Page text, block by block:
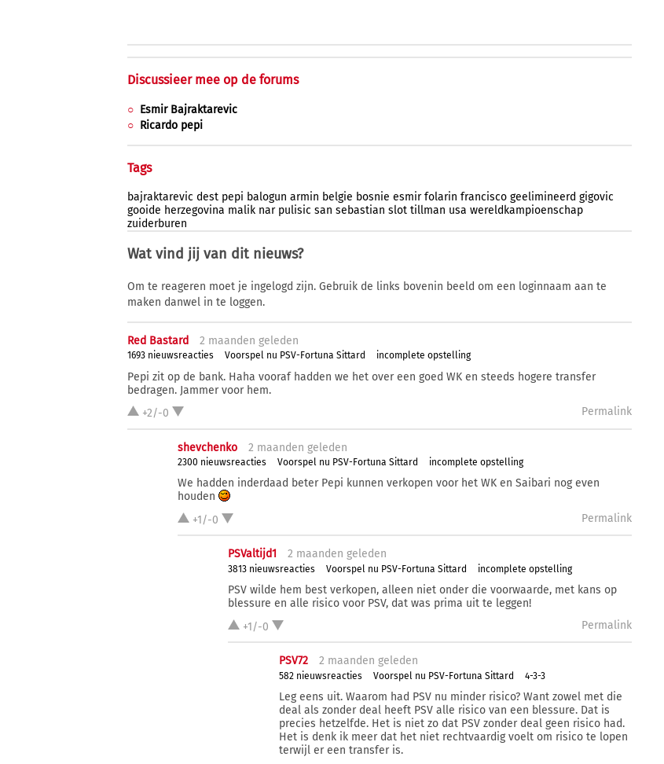
Discussieer mee op de forums
Esmir Bajraktarevic
Ricardo pepi
Tags
bajraktarevic dest pepi balogun armin belgie bosnie esmir folarin francisco geelimineerd gigovic
gooide herzegovina malik nar pulisic san sebastian slot tillman usa wereldkampioenschap
zuiderburen
Wat vind jij van dit nieuws?
Om te reageren moet je ingelogd zijn. Gebruik de links bovenin beeld om een loginnaam aan te
maken danwel in te loggen.
Red Bastard 2 maanden geleden
1693 nieuwsreacties Voorspel nu PSV-Fortuna Sittard incomplete opstelling
Pepi zit op de bank. Haha vooraf hadden we het over een goed WK en steeds hogere transfer
bedragen. Jammer voor hem.
+2/-0
Permalink
shevchenko 2 maanden geleden
2300 nieuwsreacties Voorspel nu PSV-Fortuna Sittard incomplete opstelling
We hadden inderdaad beter Pepi kunnen verkopen voor het WK en Saibari nog even
houden
+1/-0
Permalink
PSValtijd1 2 maanden geleden
3813 nieuwsreacties Voorspel nu PSV-Fortuna Sittard incomplete opstelling
PSV wilde hem best verkopen, alleen niet onder die voorwaarde, met kans op
blessure en alle risico voor PSV, dat was prima uit te leggen!
+1/-0
Permalink
PSV72 2 maanden geleden
582 nieuwsreacties Voorspel nu PSV-Fortuna Sittard 4-3-3
Leg eens uit. Waarom had PSV nu minder risico? Want zowel met die
deal als zonder deal heeft PSV alle risico van een blessure. Dat is
precies hetzelfde. Het is niet zo dat PSV zonder deal geen risico had.
Het is denk ik meer dat het niet rechtvaardig voelt om risico te lopen
terwijl er een transfer is.